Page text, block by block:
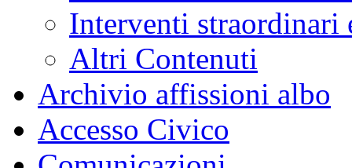
Interventi straordinari
Altri Contenuti
Archivio affissioni albo
Accesso Civico